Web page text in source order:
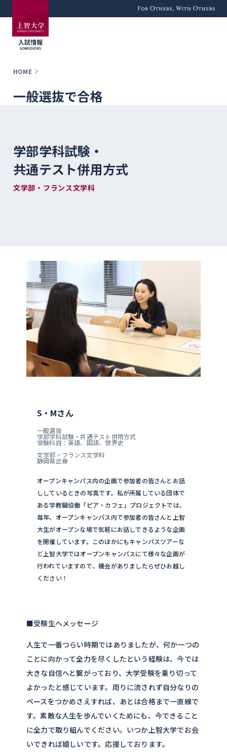
For Others, With
Others
HOME
一般選抜で合格
学部学科試験・
共通テスト併用方式
文学部・フランス文学科
S・Mさん
一般選抜
学部学科試験・共通テスト併用方式
受験科目：英語、国語、世界史
文学部・フランス文学科
静岡県出身
オープンキャンパス内の企画で参加者の皆さんとお話
ししているときの写真です。私が所属している団体で
ある学教職協働「ピア・カフェ」プロジェクトでは、
毎年、オープンキャンパス内で参加者の皆さんと上智
大生がオープンな場で気軽にお話しできるような企画
を開催しています。このほかにもキャンパスツアーな
ど上智大学ではオープンキャンパスにて様々な企画が
行われていますので、機会がありましたらぜひお越し
ください！
■受験生へメッセージ
人生で一番つらい時期ではありましたが、何か一つの
ことに向かって全力を尽くしたという経験は、今では
大きな自信へと繋がっており、大学受験を乗り切って
よかったと感じています。周りに流されず自分なりの
ペースをつかめさえすれば、あとは合格まで一直線で
す。素敵な人生を歩んでいくためにも、今できること
に全力で取り組んでください。いつか上智大学でお会
いできれば嬉しいです。応援しております。